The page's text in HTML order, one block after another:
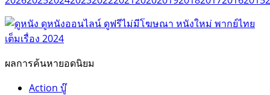
ผลการค้นหายอดนิยม
Action บู๊